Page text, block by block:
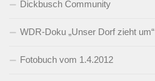
Dickbusch Community
WDR-Doku „Unser Dorf zieht um“
Fotobuch vom 1.4.2012